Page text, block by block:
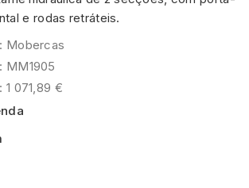
e rodas retráteis.
: Mobercas
: MM1905
: 1 071,89 €